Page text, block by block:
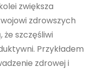
zwiększa
zdrowszych
że szczęśliwi
Przykładem
zdrowej i